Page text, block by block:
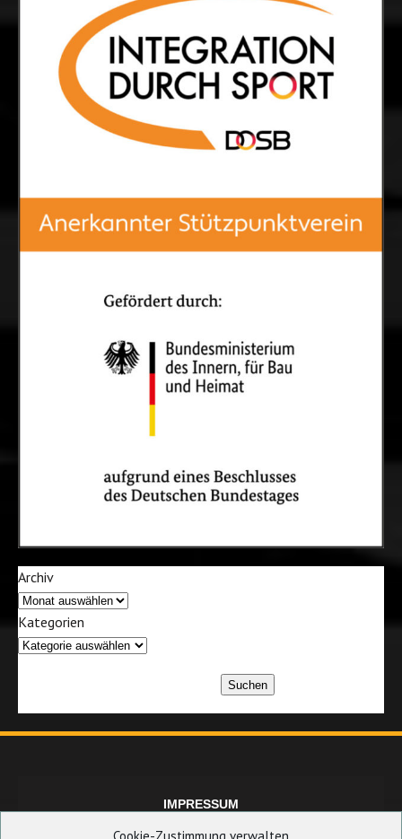
Archiv
Kategorien
Suchen
IMPRESSUM